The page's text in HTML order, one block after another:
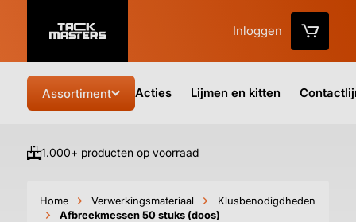
Inloggen
Assortiment Acties Lijmen en kitten
1.000+ producten op voorraad
Home Verwerkingsmateriaal
Klusbenodigdheden
Afbreekmessen 50 stuks (doos)